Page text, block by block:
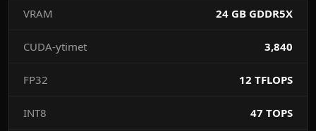
VRAM 24 GB GDDR5X
CUDA-ytimet 3,840
FP32 12 TFLOPS
INT8 47 TOPS